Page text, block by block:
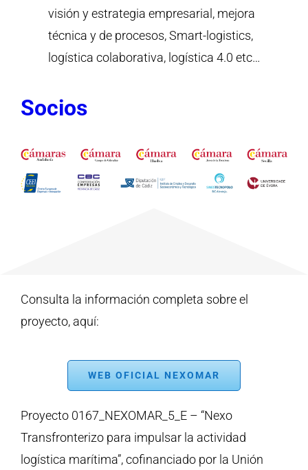
visión y estrategia empresarial, mejora
técnica y de procesos, Smart-logistics,
logística colaborativa, logística 4.0 etc…
Socios
Consulta la información completa sobre el
proyecto, aquí:
WEB OFICIAL NEXOMAR
Proyecto 0167_NEXOMAR_5_E – “Nexo
Transfronterizo para impulsar la actividad
logística marítima”, cofinanciado por la Unión